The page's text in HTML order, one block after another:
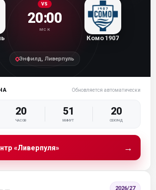
VS
20:00
МСК
Комо 1907
Энфилд, Ливерпуль
Обновляется автоматически
20
ЧАСОВ
51
МИНУТ
20
СЕКУНД
«Ливерпуля» →
2026/27